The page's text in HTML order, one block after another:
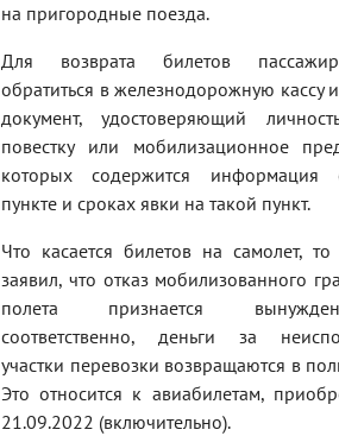
на пригородные поезда.
Для возврата билетов
обратиться в железнодорожную кассу
документ, удостоверяющий
повестку или мобилизационное
которых содержится
пункте и сроках явки на такой пункт.
Что касается билетов на самолет, то
заявил, что отказ мобилизованного
полета признается
соответственно, деньги за
участки перевозки возвращаются в
Это относится к авиабилетам,
21.09.2022 (включительно).